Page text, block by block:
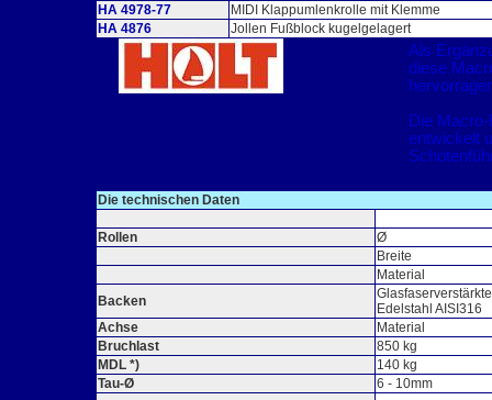
HA 4978-77
MIDI Klappumlenkrolle mit Klemme
HA 4876
Jollen Fußblock kugelgelagert
Als
diese
Die
entwickelt
Die technischen Daten
Rollen
Ø
Breite
Material
Backen
Edelstahl AISI316
Achse
Material
Bruchlast
850 kg
MDL *)
140 kg
Tau-Ø
6 - 10mm